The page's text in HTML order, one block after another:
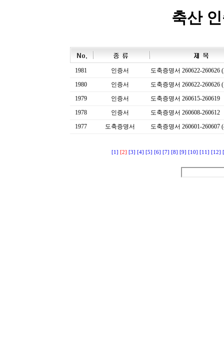
축산
1981 인증서
도축증명서 260622-260626
1980
인증서
도축증명서 260622-260626
1979
인증서
도축증명서 260615-260619
1978
인증서
도축증명서 260608-260612
1977
도축증명서 도축증명서 260601-260607
[1] [2] [3] [4] [5] [6] [7] [8] [9] [10] [11] [12]